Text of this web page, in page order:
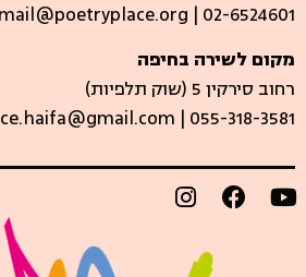
mail@poetryplace.org | 02-6524601
מקום לשירה בחיפה
רחוב סירקין 5 (שוק תלפיות)​
| ​055-318-3581